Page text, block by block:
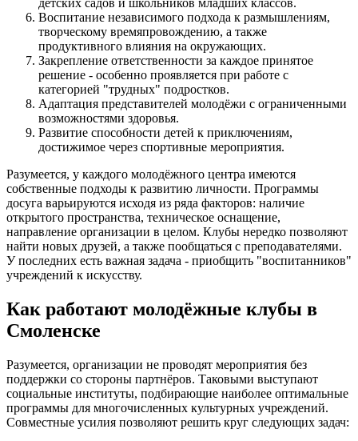
детских садов и школьников младших классов.
Воспитание независимого подхода к размышлениям,
творческому времяпровождению, а также
продуктивного влияния на окружающих.
Закрепление ответственности за каждое принятое
решение - особенно проявляется при работе с
категорией "трудных" подростков.
Адаптация представителей молодёжи с ограниченными
возможностями здоровья.
Развитие способности детей к приключениям,
достижимое через спортивные мероприятия.
Разумеется, у каждого молодёжного центра имеются
собственные подходы к развитию личности. Программы
досуга варьируются исходя из ряда факторов: наличие
открытого пространства, техническое оснащение,
направление организации в целом. Клубы нередко позволяют
найти новых друзей, а также пообщаться с преподавателями.
У последних есть важная задача - приобщить "воспитанников"
учреждений к искусству.
Как работают молодёжные клубы в
Смоленске
Разумеется, организации не проводят мероприятия без
поддержки со стороны партнёров. Таковыми выступают
социальные институты, подбирающие наиболее оптимальные
программы для многочисленных культурных учреждений.
Совместные усилия позволяют решить круг следующих задач: